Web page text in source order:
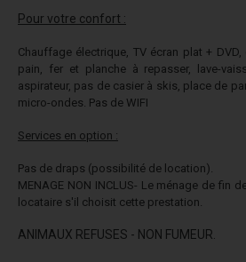
Pour votre confort :
Chauffage électrique, TV écran plat +
pain, fer et planche à repasser, lave-
aspirateur, pas de casier à skis, place de
micro-ondes. Pas de WIFI
Services en option :
Pas de draps (possibilité de location).
MENAGE NON INCLUS- Le ménage de fin
locataire s'il choisit cette prestation.
ANIMAUX REFUSES - NON FUMEUR.